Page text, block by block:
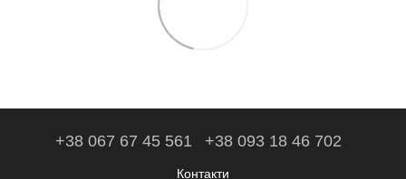
+38 067 67 45 561 +38 093 18 46 702
Контакти